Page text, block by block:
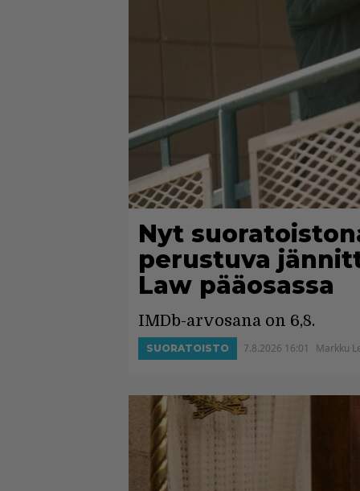
Nyt
perustuva
Law pääosassa
IMDb-arvosana on 6,8.
SUORATOISTO 7.8.2026 16:01 Markku